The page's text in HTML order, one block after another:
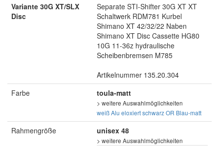
Variante 30G XT/SLX
Disc
Separate STI-Shifter 30G XT XT
Schaltwerk RDM781 Kurbel
Shimano XT 42/32/22 Naben
Shimano XT Disc Cassette HG80
10G 11-36z hydraulische
Scheibenbremsen M785
Artikelnummer 135.20.304
Farbe
toula-matt
> weitere Auswahlmöglichkeiten
weißAlu eloxiertschwarzOR Blau-matt
Rahmengröße unisex 48
> weitere Auswahlmöglichkeiten